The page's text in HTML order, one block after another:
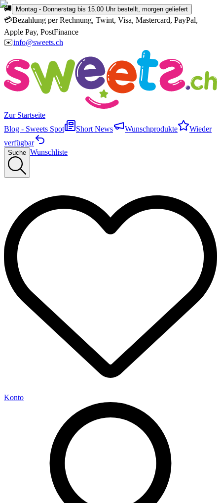
🚚 Montag - Donnerstag bis 15.00 Uhr bestellt, morgen geliefert
💳Bezahlung per Rechnung, Twint, Visa, Mastercard, PayPal,
Apple Pay, PostFinance
✉️info@sweets.ch
Zur Startseite
Blog - Sweets Spot
Short News Wunschprodukte
Wieder
verfügbar
Suche Wunschliste
Konto